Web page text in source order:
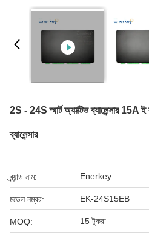
2S - 24S স্মার্ট অ্যাক্টিভ ব্যালেন্সার 15A ই
ব্যালেন্সার
ব্র্যান্ড নাম: Enerkey
মডেল নম্বর: EK-24S15EB
MOQ: 15 টুকরা